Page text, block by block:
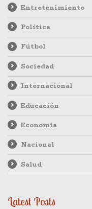
Entretenimiento
Política
Fútbol
Sociedad
Internacional
Educación
Economía
Nacional
Salud
Latest Posts